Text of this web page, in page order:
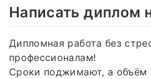
Написать диплом
Дипломная работа без
профессионалам!
Сроки поджимают, а объём